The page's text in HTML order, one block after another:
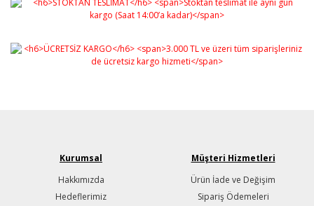
Gönder
Kurumsal
Hakkımızda
Hedeflerimiz
Müşteri Hizmetleri
Ürün İade ve Değişim
Sipariş Ödemeleri